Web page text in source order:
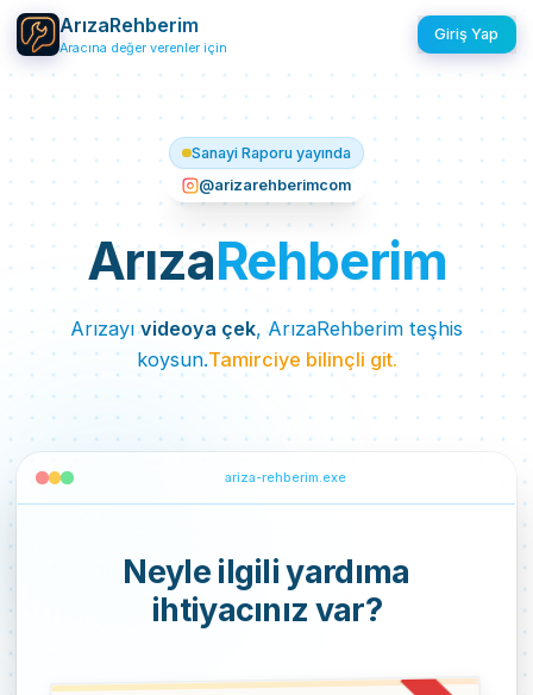
ArızaRehberim Giriş Yap
Sanayi Raporu yayında
@arizarehberimcom
ArızaRehberim
Arızayıvideoya çek, ArızaRehberim teşhis
koysun.Tamirciye bilinçli git.
ariza-rehberim.exe
Neyle ilgili yardıma
ihtiyacınız var?